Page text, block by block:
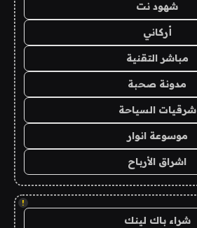
شهود نت
أركاني
مباشر التقنية
مدونة صحبة
شرقيات السياحة
موسوعة انوار
اشراق الأرباح
!
شراء باك لينك